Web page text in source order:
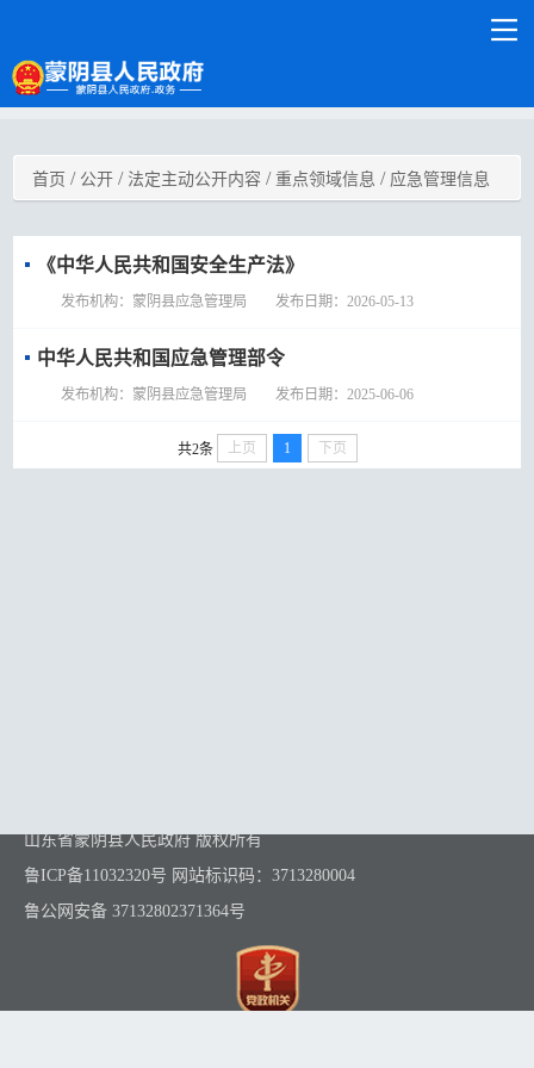
首页 / 公开 / 法定主动公开内容 /重点领域信息 / 应急管理信息
《中华人民共和国安全生产法》
发布机构：蒙阴县应急管理局 发布日期：2026-05-13
中华人民共和国应急管理部令
发布机构：蒙阴县应急管理局 发布日期：2025-06-06
共2条 上页 1 下页